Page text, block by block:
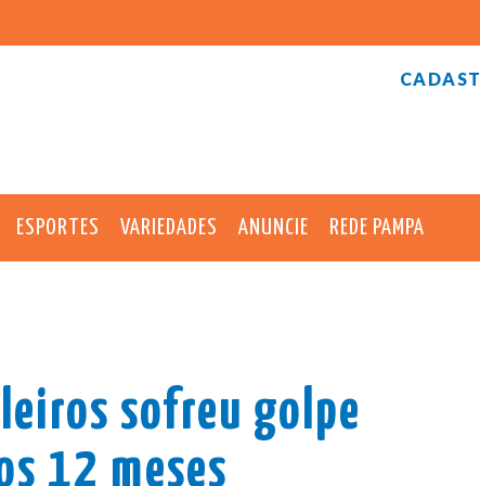
ESPORTES VARIEDADES ANUNCIE REDE PAMPA
sofreu golpe
12 meses